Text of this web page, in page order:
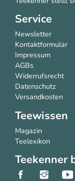
Service
Newsletter
Kontaktformular
Impressum
AGBs
Widerrufsrecht
Datenschutz
Versandkosten
Teewissen
Magazin
Teelexikon
Teekenner